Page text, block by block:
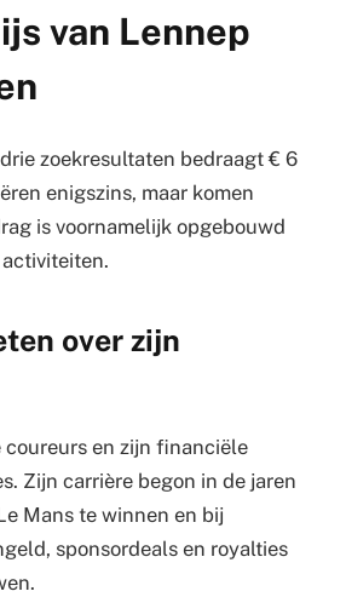
van Lennep
zoekresultaten bedraagt € 6
enigszins, maar komen
is voornamelijk opgebouwd
over zijn
coureurs en zijn financiële
Zijn carrière begon in de jaren
Mans te winnen en bij
sponsordeals en royalties